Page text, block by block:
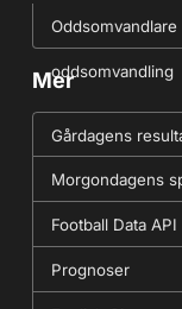
oddsomvandling
Mer
Gårdagens
Morgondagens
Football Data
Prognoser